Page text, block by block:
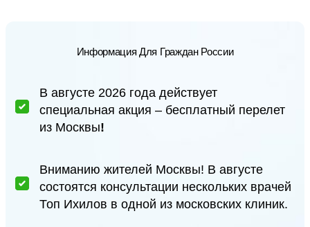
Информация Для Граждан России
В августе 2026 года действует
специальная акция – бесплатный перелет
из Москвы!
Вниманию жителей Москвы! В августе
состоятся консультации нескольких врачей
Топ Ихилов в одной из московских клиник.